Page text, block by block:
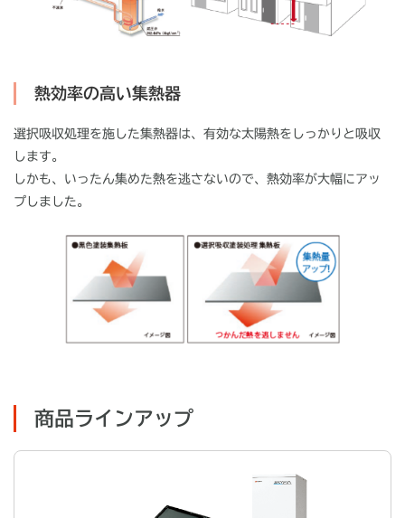
熱効率の高い集熱器
選択吸収処理を施した集熱器は、有効な太陽熱をしっかりと吸収
します。
しかも、いったん集めた熱を逃さないので、熱効率が大幅にアッ
プしました。
商品ラインアップ